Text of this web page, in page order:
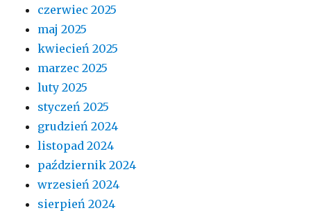
czerwiec 2025
maj 2025
kwiecień 2025
marzec 2025
luty 2025
styczeń 2025
grudzień 2024
listopad 2024
październik 2024
wrzesień 2024
sierpień 2024